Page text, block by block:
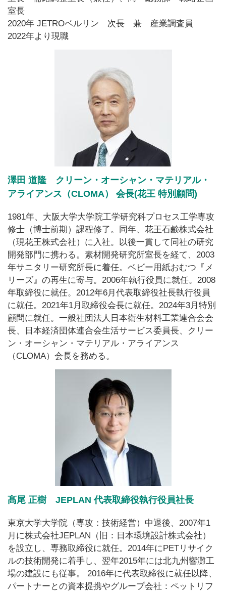
室長
2020年 JETROベルリン 次長 兼 産業調査員
2022年より現職
澤田 道隆 クリーン・オーシャン・マテリアル・
アライアンス（CLOMA） 会長(花王 特別顧問)
1981年、大阪大学大学院工学研究科プロセス工学専攻
修士（博士前期）課程修了。同年、花王石鹸株式会社
（現花王株式会社）に入社。以後一貫して同社の研究
開発部門に携わる。素材開発研究所室長を経て、2003
年サニタリー研究所長に着任。ベビー用紙おむつ『メ
リーズ』の再生に寄与。2006年執行役員に就任。2008
年取締役に就任。2012年6月代表取締役社長執行役員
に就任。2021年1月取締役会長に就任。2024年3月特別
顧問に就任。一般社団法人日本衛生材料工業連合会会
長、日本経済団体連合会生活サービス委員長、クリー
ン・オーシャン・マテリアル・アライアンス
（CLOMA）会長を務める。​
髙尾 正樹 JEPLAN 代表取締役執行役員社長
東京大学大学院（専攻：技術経営）中退後、2007年1
月に株式会社JEPLAN（旧：日本環境設計株式会社）
を設立し、専務取締役に就任。2014年にPETリサイク
ルの技術開発に着手し、翌年2015年には北九州響灘工
場の建設にも従事。 2016年に代表取締役に就任以降、
パートナーとの資本提携やグループ会社：ペットリフ